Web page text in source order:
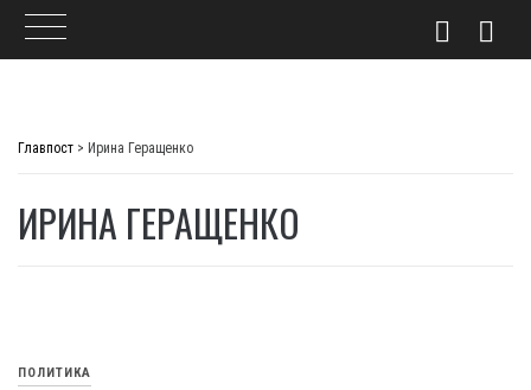
Главпост > Ирина Геращенко
ИРИНА ГЕРАЩЕНКО
ПОЛИТИКА